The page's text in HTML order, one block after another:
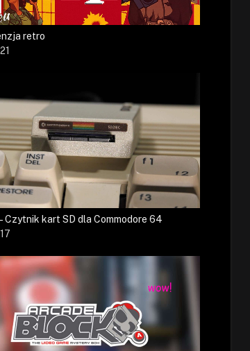
retro
Czytnik kart SD dla Commodore 64